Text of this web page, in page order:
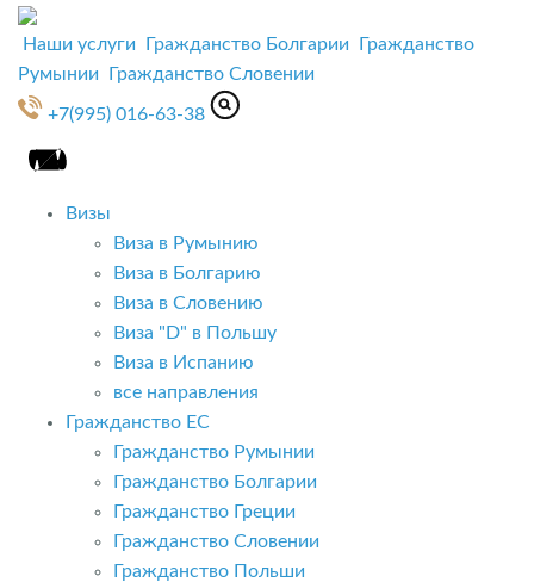
Наши услуги Гражданство Болгарии
Гражданство
Румынии
Гражданство Словении
+7(995) 016-63-38
Визы
Виза в Румынию
Виза в Болгарию
Виза в Словению
Виза "D" в Польшу
Виза в Испанию
все направления
Гражданство ЕС
Гражданство Румынии
Гражданство Болгарии
Гражданство Греции
Гражданство Словении
Гражданство Польши